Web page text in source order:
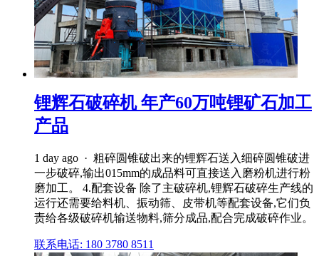
锂辉石破碎机 年产60万吨锂矿石加工
产品
1 day ago · 粗碎圆锥破出来的锂辉石送入细碎圆锥破进
一步破碎,输出015mm的成品料可直接送入磨粉机进行粉
磨加工。 4.配套设备 除了主破碎机,锂辉石破碎生产线的
运行还需要给料机、振动筛、皮带机等配套设备,它们负
责给各级破碎机输送物料,筛分成品,配合完成破碎作业。
联系电话: 180 3780 8511